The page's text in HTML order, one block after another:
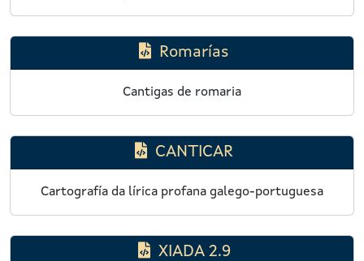
Romarías
Cantigas de romaria
CANTICAR
Cartografía da lírica profana galego-portuguesa
XIADA 2.9